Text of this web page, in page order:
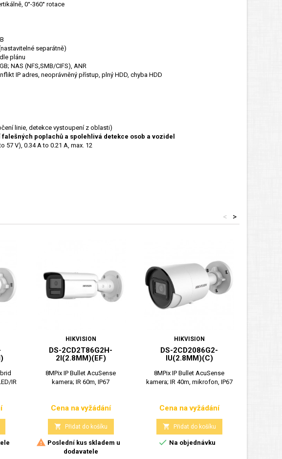
0°-360° rotace
separátně)
plánu
NAS (NFS,SMB/CIFS), ANR
IP adres, neoprávněný přístup, plný HDD, chyba HDD
linie, detekce vystoupení z oblasti)
poplachů a spolehlivá detekce osob a vozidel
57 V), 0.34 A to 0.21 A, max. 12
>
<
IR
HIKVISION
DS-2CD2T86G2H-
2I(2.8MM)(EF)
8MPix IP Bullet AcuSense
kamera; IR 60m, IP67
Cena
Cena na vyžádání
 Přidat do košíku
 Poslední kus skladem u
dodavatele
HIKVISION
DS-2CD2086G2-
IU(2.8MM)(C)
8MPix IP Bullet AcuSense
kamera; IR 40m, mikrofon, IP67
Cena
Cena na vyžádání
 Přidat do košíku
 Na objednávku